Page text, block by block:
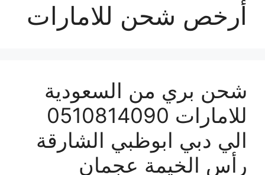
أرخص شحن للامارات
شحن بري من السعودية
للامارات 0510814090
الي دبي ابوظبي الشارقة
رأس الخيمة عجمان